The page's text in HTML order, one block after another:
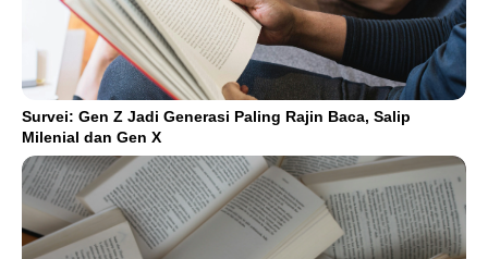
Survei: Gen Z Jadi Generasi Paling Rajin Baca, Salip
Milenial dan Gen X